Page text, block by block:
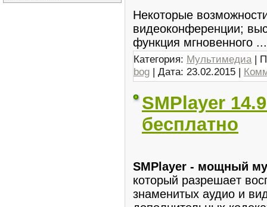
Некоторые
видеоконференции;
функция мгновенного
Категория: Мультимедиа |
bog | Дата: 23.02.2015 |
SMPlayer
бесплатно
SMPlayer - мощный
котopый разрeшаeт
знаменитыx аудио и